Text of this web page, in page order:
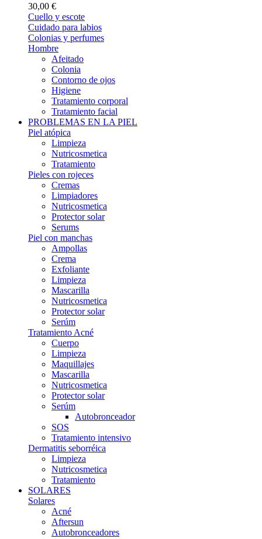
30,00 €
Cuello y escote
Cuidado para labios
Colonias y perfumes
Hombre
Afeitado
Colonia
Contorno de ojos
Higiene
Tratamiento corporal
Tratamiento facial
PROBLEMAS EN LA PIEL
Piel atópica
Limpieza
Nutricosmetica
Tratamiento
Pieles con rojeces
Cremas
Limpiadores
Nutricosmetica
Protector solar
Serums
Piel con manchas
Ampollas
Crema
Exfoliante
Limpieza
Mascarilla
Nutricosmetica
Protector solar
Serúm
Tratamiento Acné
Cuerpo
Limpieza
Maquillajes
Mascarilla
Nutricosmetica
Protector solar
Serúm
Autobronceador
SOS
Tratamiento intensivo
Dermatitis seborréica
Limpieza
Nutricosmetica
Tratamiento
SOLARES
Solares
Acné
Aftersun
Autobronceadores